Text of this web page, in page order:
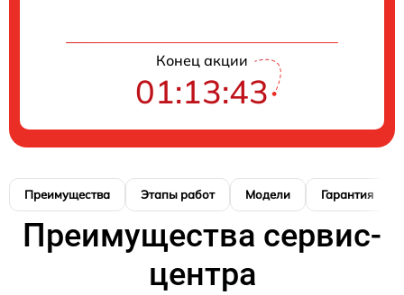
Конец акции
01:13:42
Преимущества Этапы работ Модели Гарантия
Преимущества сервис-
центра